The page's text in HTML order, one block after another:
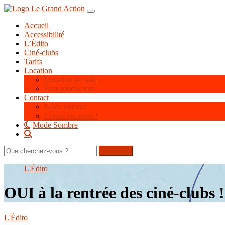
Aller
contenu
principal
Toggle navigation
Accueil
Accessibilité
L’Édito
Ciné-clubs
Tarifs
Location
Location de salle
Post-production
Contact
Nous trouver
Contactez-nous !
Mode Sombre
Rechercher
sur
L'Édito
OUI à la rentrée des ciné-clubs
L'Édito